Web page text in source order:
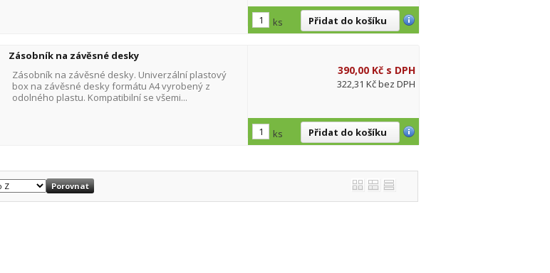
ks Přidat do košíku
Zásobník na závěsné desky
Zásobník na závěsné desky. Univerzální plastový
box na závěsné desky formátu A4 vyrobený z
odolného plastu. Kompatibilní se všemi...
390,00 Kč s DPH
322,31 Kč bez DPH
ks Přidat do košíku